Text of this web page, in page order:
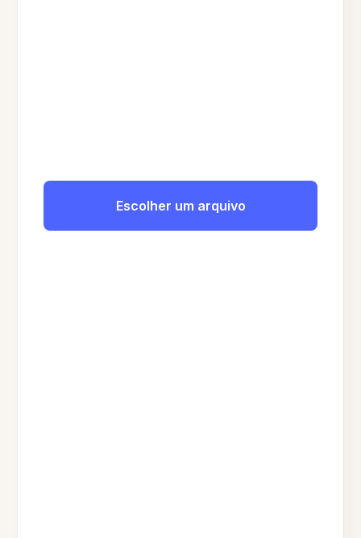
Escolher um arquivo